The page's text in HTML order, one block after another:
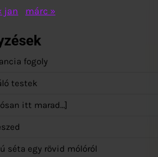
jan márc »
fogoly
testek
itt marad…]
séta egy rövid mólóról